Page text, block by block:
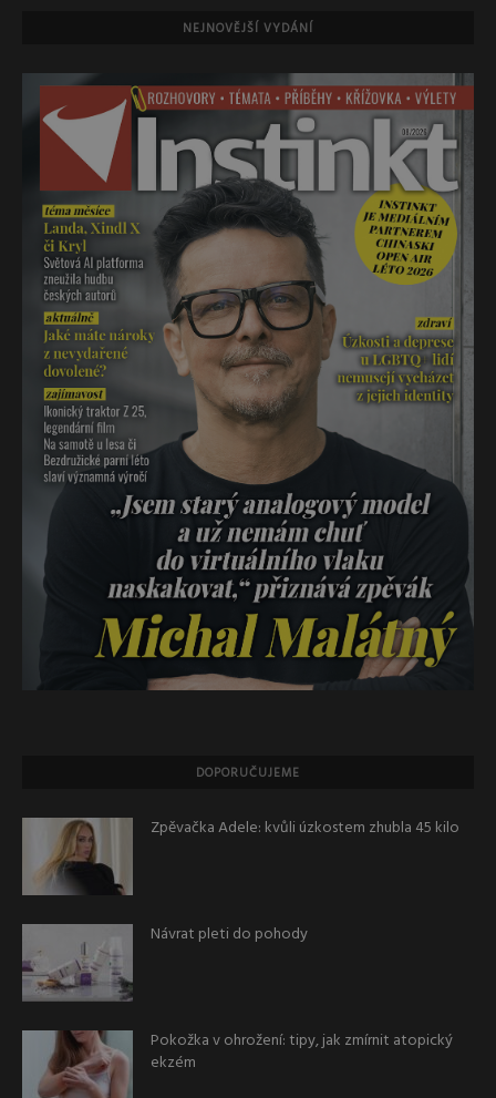
NEJNOVĚJŠÍ VYDÁNÍ
DOPORUČUJEME
Zpěvačka Adele: kvůli úzkostem zhubla 45 kilo
Návrat pleti do pohody
Pokožka v ohrožení: tipy, jak zmírnit atopický
ekzém